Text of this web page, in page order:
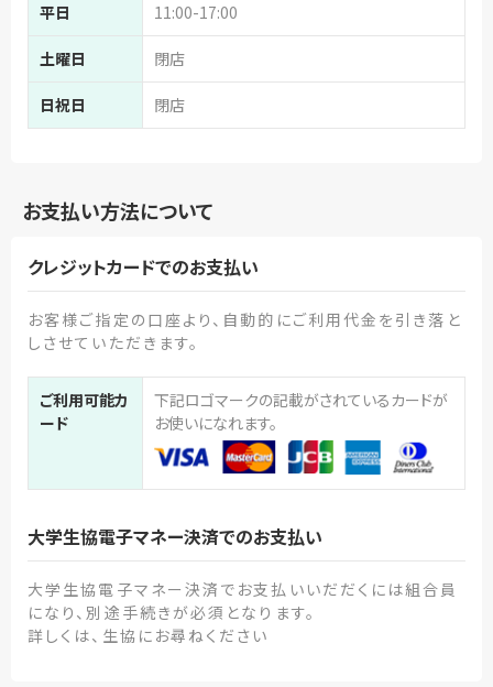
平日 11:00-17:00
土曜日 閉店
日祝日 閉店
お支払い方法について
クレジットカードでのお支払い
お客様ご指定の口座より、自動的にご利用代金を引き落と
しさせていただきます。
ご利用可能カ
ード
下記ロゴマークの記載がされているカードが
お使いになれます。
大学生協電子マネー決済でのお支払い
大学生協電子マネー決済でお支払いいだだくには組合員
になり、別途手続きが必須となります。
詳しくは、生協にお尋ねください